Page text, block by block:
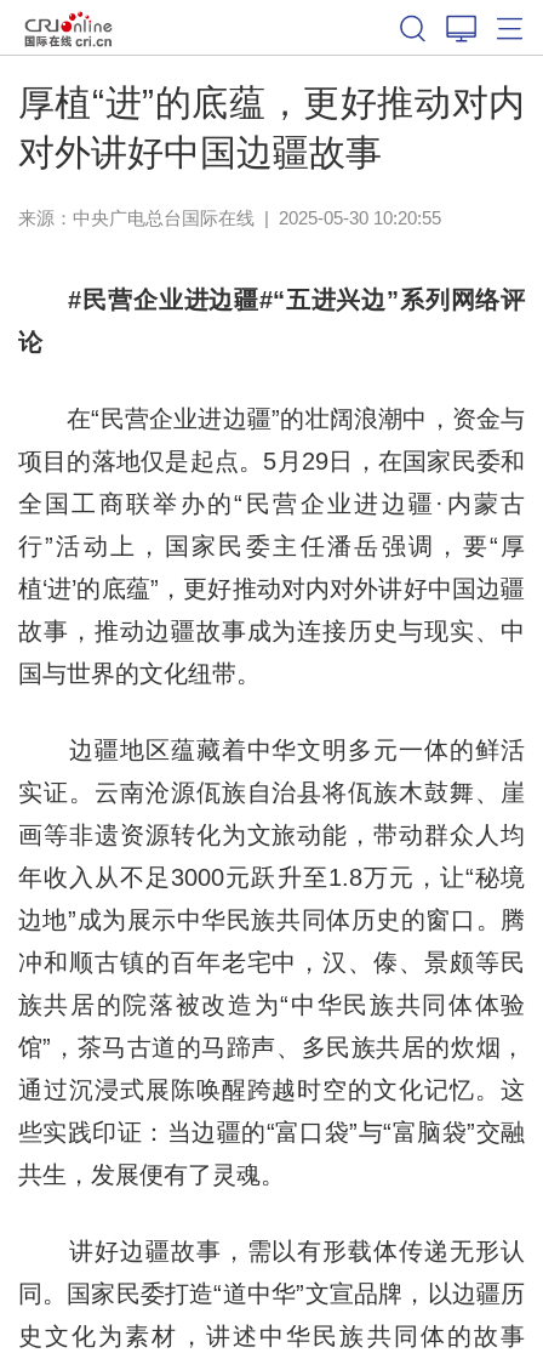
厚植“进”的底蕴，更好推动对内
对外讲好中国边疆故事
来源：中央广电总台国际在线| 2025-05-30 10:20:55
#民营企业进边疆#“五进兴边”系列网络评
论
在“民营企业进边疆”的壮阔浪潮中，资金与
项目的落地仅是起点。5月29日，在国家民委和
全国工商联举办的“民营企业进边疆·内蒙古
行”活动上，国家民委主任潘岳强调，要“厚
植‘进’的底蕴”，更好推动对内对外讲好中国边疆
故事，推动边疆故事成为连接历史与现实、中
国与世界的文化纽带。
边疆地区蕴藏着中华文明多元一体的鲜活
实证。云南沧源佤族自治县将佤族木鼓舞、崖
画等非遗资源转化为文旅动能，带动群众人均
年收入从不足3000元跃升至1.8万元，让“秘境
边地”成为展示中华民族共同体历史的窗口。腾
冲和顺古镇的百年老宅中，汉、傣、景颇等民
族共居的院落被改造为“中华民族共同体体验
馆”，茶马古道的马蹄声、多民族共居的炊烟，
通过沉浸式展陈唤醒跨越时空的文化记忆。这
些实践印证：当边疆的“富口袋”与“富脑袋”交融
共生，发展便有了灵魂。
讲好边疆故事，需以有形载体传递无形认
同。国家民委打造“道中华”文宣品牌，以边疆历
史文化为素材，讲述中华民族共同体的故事